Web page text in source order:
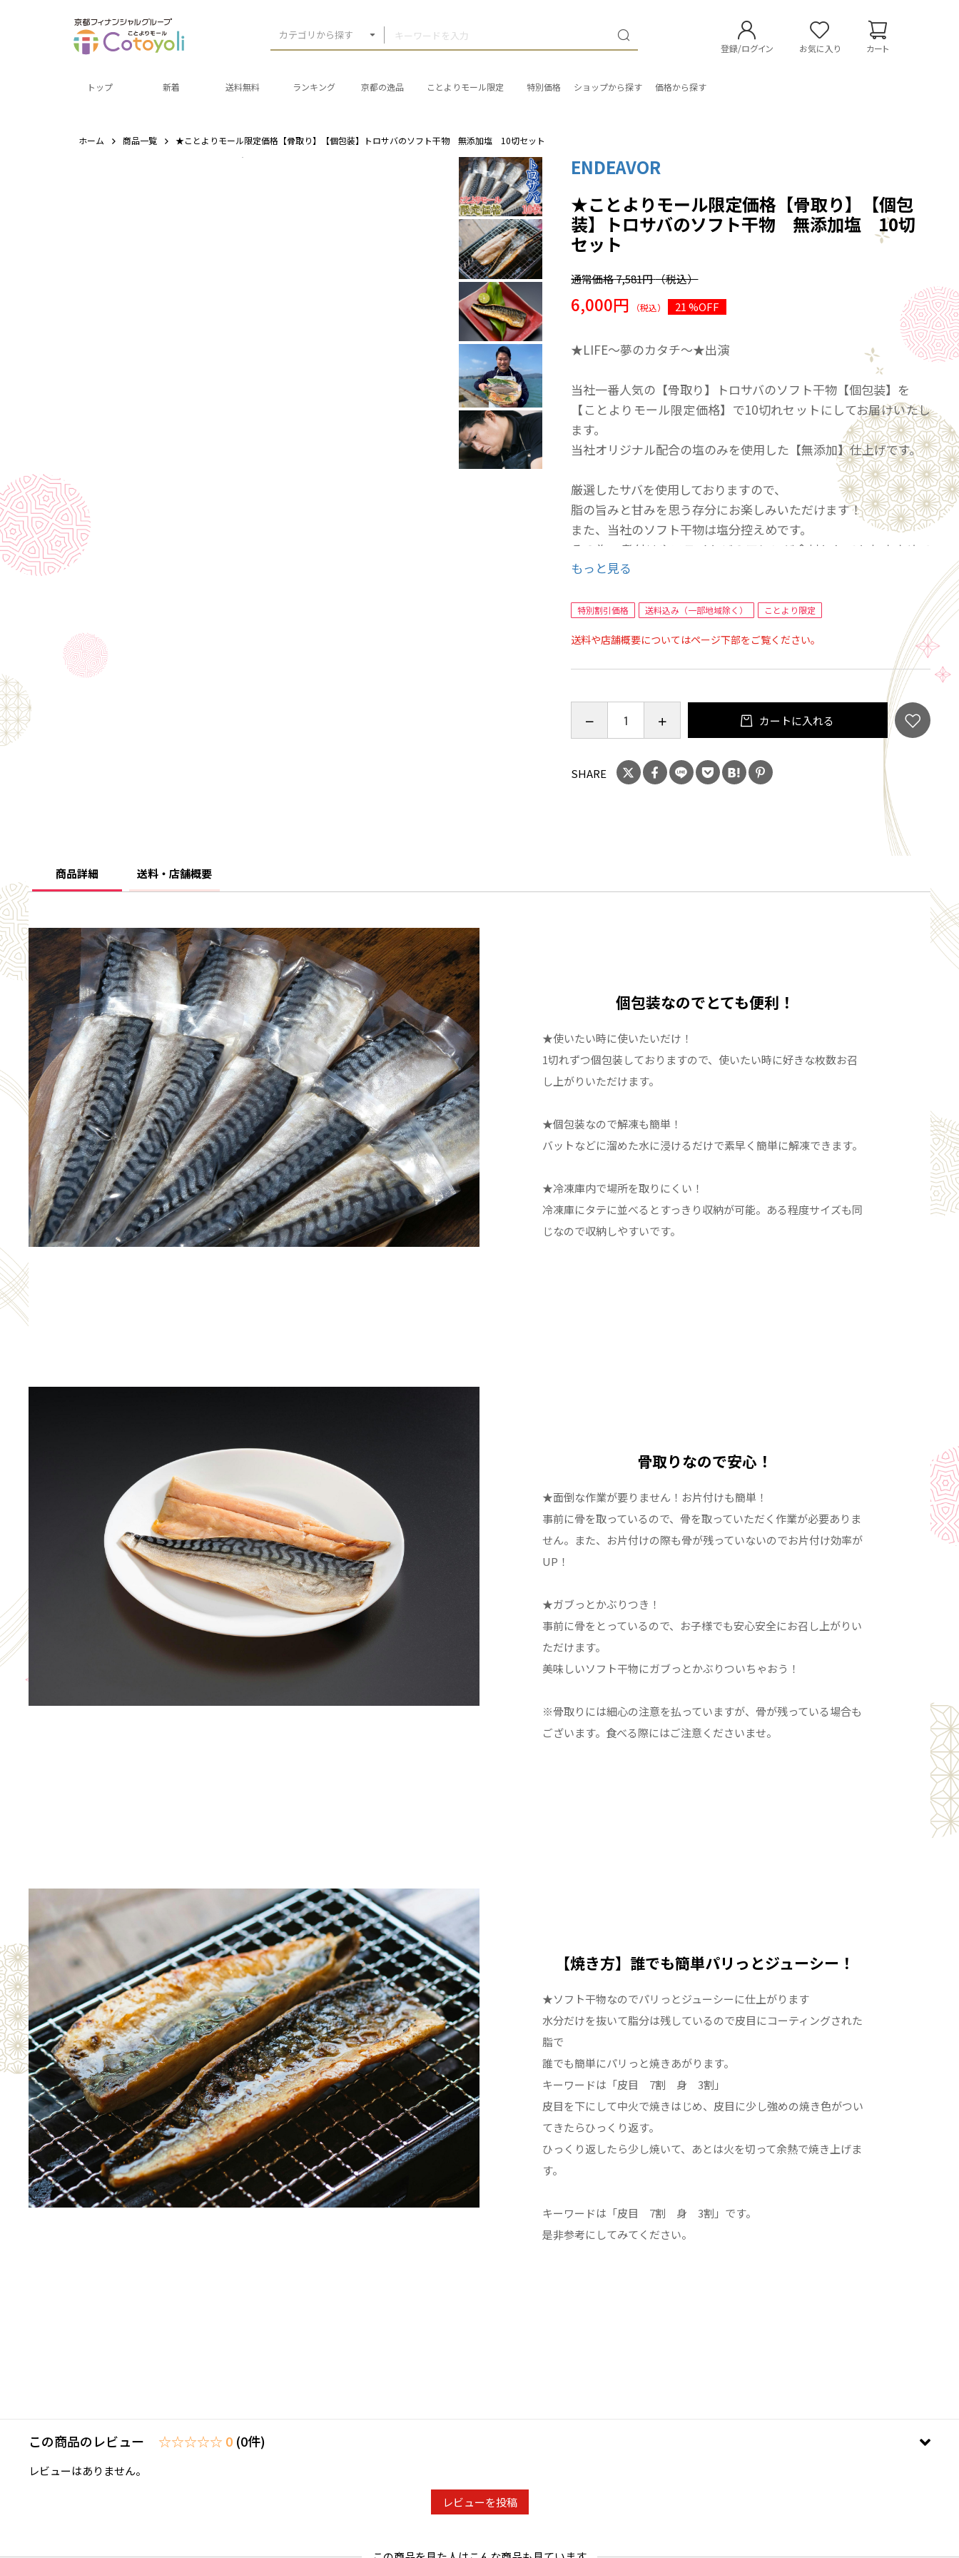
カテゴリから探す
登録/ログイン お気に入り カート
トップ 新着 送料無料 ランキング 京都の逸品 ことよりモール限定 特別価格 ショップから探す 価格から探す
ホーム 商品一覧 ★ことよりモール限定価格【骨取り】【個包装】トロサバのソフト干物 無添加塩 10切セット
ENDEAVOR
★ことよりモール限定価格【骨取り】【個包
装】トロサバのソフト干物 無添加塩 10切
セット
通常価格7,581円（税込）
6,000円 （税込） 21 %OFF
★LIFE～夢のカタチ～★出演
当社一番人気の【骨取り】トロサバのソフト干物【個包装】を
【ことよりモール限定価格】で10切れセットにしてお届けいたし
ます。
当社オリジナル配合の塩のみを使用した【無添加】仕上げです。
厳選したサバを使用しておりますので、
脂の旨みと甘みを思う存分にお楽しみいただけます！
また、当社のソフト干物は塩分控えめです。
その為、煮付けやフライなどのアレンジ食材としてもおすすめで
す。
ソフト干物ですので、フライパンでも簡単に
皮目はパリっと、ふっくらジューシーな焼き具合に仕上がりま
す。
※骨取りには細心の注意を払っていますが、骨が残っている場合
到着時より約60日保存をしていただけます。
は、特許取得済みの特殊な乾燥機です。19℃～22℃の冷風を当て
底的に実施して、臭いの原因を取り除くように心がけています。
用意する魚は新鮮なものですが、工夫はそれだけではありませ
ん。特殊な機械で魚の動脈に直接水を流して、体内に残った血液
をキレイに取り除きます。そうすることで、血生臭さを感じにく
限り洗い流しています。
すので、臭いのもとである菌の発生を最小限に抑えることができ
ます。
もっと見る
特別割引価格 送料込み（一部地域除く） ことより限定
送料や店舗概要についてはページ下部をご覧ください。
カートに入れる
SHARE
商品詳細 送料・店舗概要
個包装なのでとても便利！
★使いたい時に使いたいだけ！
1切れずつ個包装しておりますので、使いたい時に好きな枚数お召
し上がりいただけます。
★個包装なので解凍も簡単！
バットなどに溜めた水に浸けるだけで素早く簡単に解凍できます。
★冷凍庫内で場所を取りにくい！
冷凍庫にタテに並べるとすっきり収納が可能。ある程度サイズも同
じなので収納しやすいです。
骨取りなので安心！
★面倒な作業が要りません！お片付けも簡単！
事前に骨を取っているので、骨を取っていただく作業が必要ありま
せん。また、お片付けの際も骨が残っていないのでお片付け効率が
UP！
★ガブっとかぶりつき！
事前に骨をとっているので、お子様でも安心安全にお召し上がりい
ただけます。
美味しいソフト干物にガブっとかぶりついちゃおう！
※骨取りには細心の注意を払っていますが、骨が残っている場合も
ございます。食べる際にはご注意くださいませ。
【焼き方】誰でも簡単パリっとジューシー！
★ソフト干物なのでパリっとジューシーに仕上がります
水分だけを抜いて脂分は残しているので皮目にコーティングされた
脂で
誰でも簡単にパリっと焼きあがります。
キーワードは「皮目 7割 身 3割」
皮目を下にして中火で焼きはじめ、皮目に少し強めの焼き色がつい
てきたらひっくり返す。
ひっくり返したら少し焼いて、あとは火を切って余熱で焼き上げま
す。
キーワードは「皮目 7割 身 3割」です。
是非参考にしてみてください。
この商品のレビュー ☆☆☆☆☆ 0 (0件)
レビューはありません。
レビューを投稿